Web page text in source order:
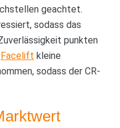
geachtet.
sodass das
punkten
Facelift kleine
sodass der CR-